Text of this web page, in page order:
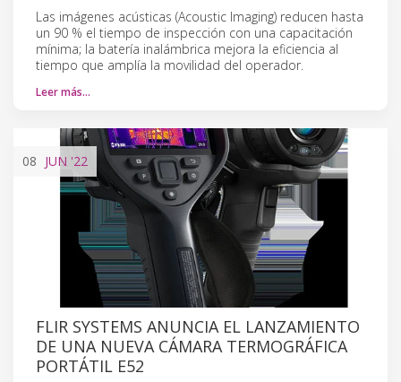
Las imágenes acústicas (Acoustic Imaging) reducen hasta
un 90 % el tiempo de inspección con una capacitación
mínima; la batería inalámbrica mejora la eficiencia al
tiempo que amplía la movilidad del operador.
Leer más…
08 JUN '22
FLIR SYSTEMS ANUNCIA EL LANZAMIENTO
DE UNA NUEVA CÁMARA TERMOGRÁFICA
PORTÁTIL E52